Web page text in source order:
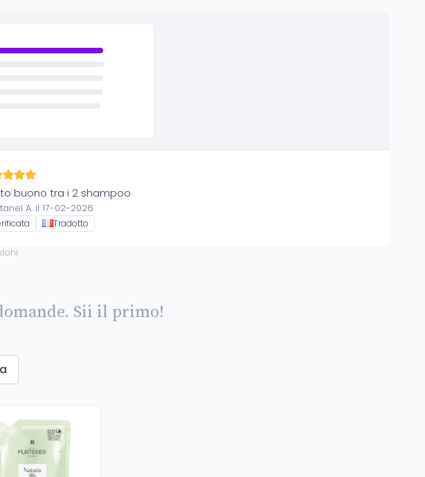
buono tra i 2 shampoo
A. il 17-02-2026
Tradotto
Sii il primo!